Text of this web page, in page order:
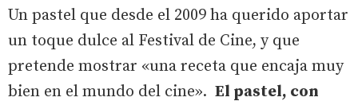
Un pastel que desde el 2009 ha querido aportar
un toque dulce al Festival de Cine, y que
pretende mostrar «una receta que encaja muy
bien en el mundo del cine». El pastel, con